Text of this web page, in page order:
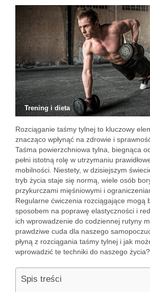
Trening i dieta
Rozciąganie taśmy tylnej to kluczowy
znacząco wpłynąć na zdrowie i
Taśma powierzchniowa tylna, biegnąca
pełni istotną rolę w utrzymaniu
mobilności. Niestety, w dzisiejszym
tryb życia staje się normą, wiele osób
przykurczami mięśniowymi i
Regularne ćwiczenia rozciągające mogą
sposobem na poprawę elastyczności i
ich wprowadzenie do codziennej rutyny
prawdziwe cuda dla naszego
płyną z rozciągania taśmy tylnej i jak
wprowadzić te techniki do naszego życia?
Spis treści